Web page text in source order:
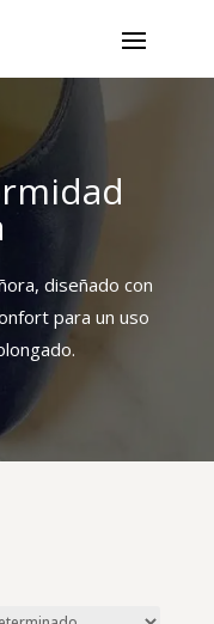
diseñado con
para un uso